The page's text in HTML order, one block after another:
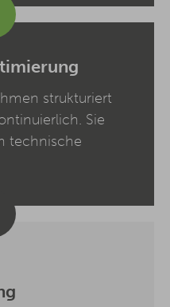
strukturiert
Sie
technische